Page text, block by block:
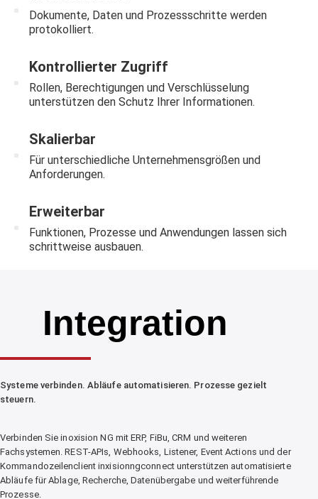
Dokumente, Daten und Prozessschritte werden
protokolliert.
Kontrollierter Zugriff
Rollen, Berechtigungen und Verschlüsselung
unterstützen den Schutz Ihrer Informationen.
Skalierbar
Für unterschiedliche Unternehmensgrößen und
Anforderungen.
Erweiterbar
Funktionen, Prozesse und Anwendungen lassen sich
schrittweise ausbauen.
Integration
Systeme verbinden. Abläufe automatisieren. Prozesse gezielt
steuern.
Verbinden Sie inoxision NG mit ERP, FiBu, CRM und weiteren
Fachsystemen. REST-APIs, Webhooks, Listener, Event Actions und der
Kommandozeilenclient inxisionngconnect unterstützen automatisierte
Abläufe für Ablage, Recherche, Datenübergabe und weiterführende
Prozesse.